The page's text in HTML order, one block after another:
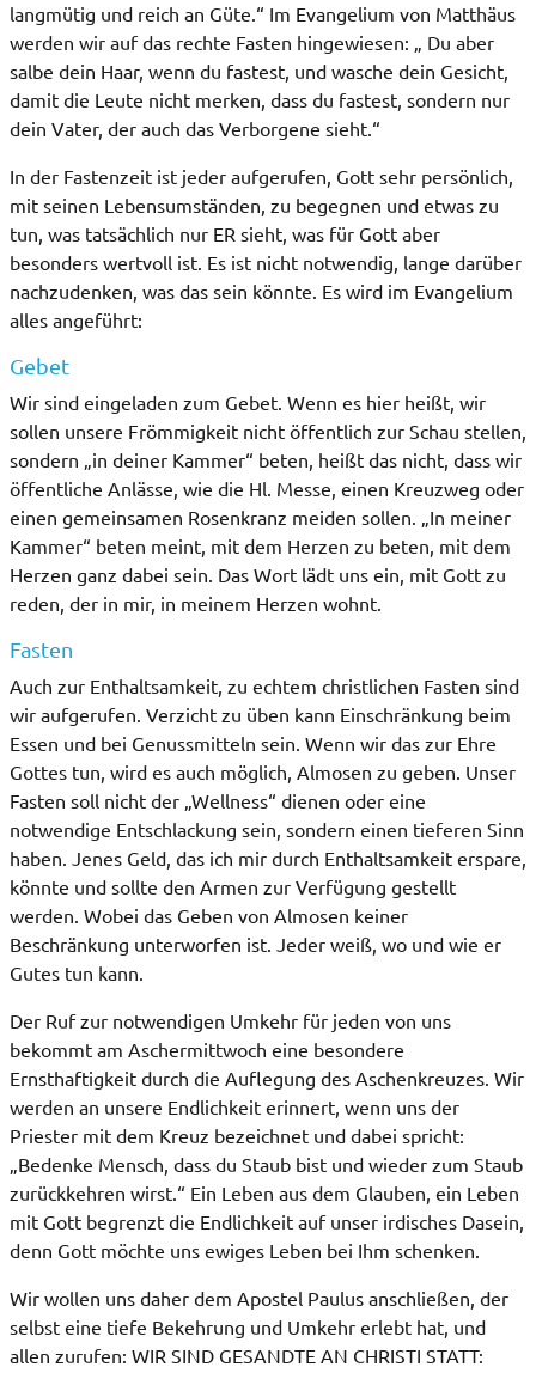
langmütig und reich an Güte.“ Im Evangelium von Matthäus
werden wir auf das rechte Fasten hingewiesen: „ Du aber
salbe dein Haar, wenn du fastest, und wasche dein Gesicht,
damit die Leute nicht merken, dass du fastest, sondern nur
dein Vater, der auch das Verborgene sieht.“
In der Fastenzeit ist jeder aufgerufen, Gott sehr persönlich,
mit seinen Lebensumständen, zu begegnen und etwas zu
tun, was tatsächlich nur ER sieht, was für Gott aber
besonders wertvoll ist. Es ist nicht notwendig, lange darüber
nachzudenken, was das sein könnte. Es wird im Evangelium
alles angeführt:
Gebet
Wir sind eingeladen zum Gebet. Wenn es hier heißt, wir
sollen unsere Frömmigkeit nicht öffentlich zur Schau stellen,
sondern „in deiner Kammer“ beten, heißt das nicht, dass wir
öffentliche Anlässe, wie die Hl. Messe, einen Kreuzweg oder
einen gemeinsamen Rosenkranz meiden sollen. „In meiner
Kammer“ beten meint, mit dem Herzen zu beten, mit dem
Herzen ganz dabei sein. Das Wort lädt uns ein, mit Gott zu
reden, der in mir, in meinem Herzen wohnt.
Fasten
Auch zur Enthaltsamkeit, zu echtem christlichen Fasten sind
wir aufgerufen. Verzicht zu üben kann Einschränkung beim
Essen und bei Genussmitteln sein. Wenn wir das zur Ehre
Gottes tun, wird es auch möglich, Almosen zu geben. Unser
Fasten soll nicht der „Wellness“ dienen oder eine
notwendige Entschlackung sein, sondern einen tieferen Sinn
haben. Jenes Geld, das ich mir durch Enthaltsamkeit erspare,
könnte und sollte den Armen zur Verfügung gestellt
werden. Wobei das Geben von Almosen keiner
Beschränkung unterworfen ist. Jeder weiß, wo und wie er
Gutes tun kann.
Der Ruf zur notwendigen Umkehr für jeden von uns
bekommt am Aschermittwoch eine besondere
Ernsthaftigkeit durch die Auflegung des Aschenkreuzes. Wir
werden an unsere Endlichkeit erinnert, wenn uns der
Priester mit dem Kreuz bezeichnet und dabei spricht:
„Bedenke Mensch, dass du Staub bist und wieder zum Staub
zurückkehren wirst.“ Ein Leben aus dem Glauben, ein Leben
mit Gott begrenzt die Endlichkeit auf unser irdisches Dasein,
denn Gott möchte uns ewiges Leben bei Ihm schenken.
Wir wollen uns daher dem Apostel Paulus anschließen, der
selbst eine tiefe Bekehrung und Umkehr erlebt hat, und
allen zurufen: WIR SIND GESANDTE AN CHRISTI STATT: